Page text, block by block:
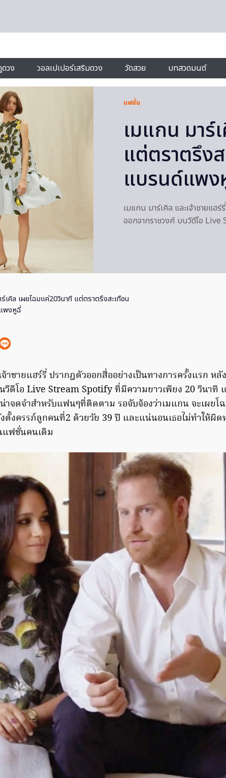
วง วอลเปเปอร์เสริมดวง วัดสวย บทสวดมนต์
แฟชั่น
เมแกน มาร์
แต่ตราตรึง
แบรนด์แพง
เมแกน มาร์เคิล และเจ้าชายแฮ
ออกจากราชวงศ์ บนวีดีโอ
เคิล เผยโฉมแค่20วินาที แต่ตราตรึงสะเทือน
พงหูฉี่
าชายแฮร์รี่ ปรากฎตัวออกสื่ออย่างเป็นทางการครั้งแรก ห
วีดีโอ Live Stream Spotify ที่มีความยาวเพียง 20 วินาที
าจดจำสำหรับแฟนๆที่ติดตาม รอจับจ้องว่าเมแกน จะเผย
ตั้งครรภ์ลูกคนที่2 ด้วยวัย 39 ปี และแน่นอนเธอไม่ทำให้ผิ
ฟชั่นคนเดิม